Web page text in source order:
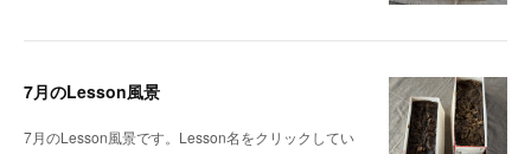
7月のLesson風景
7月のLesson風景です。Lesson名をクリックしてい